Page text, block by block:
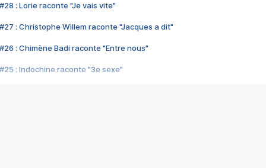
#28 : Lorie raconte "Je vais vite"
#27 : Christophe Willem raconte "Jacques a dit"
#26 : Chimène Badi raconte "Entre nous"
#25 : Indochine raconte "3e sexe"